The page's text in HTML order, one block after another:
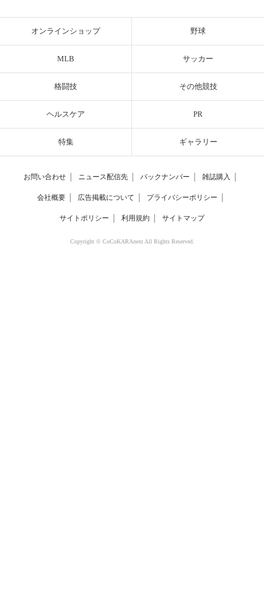
オンラインショップ 野球
MLB サッカー
格闘技 その他競技
ヘルスケア PR
特集 ギャラリー
お問い合わせ ニュース配信先 バックナンバー 雑誌購入
会社概要 広告掲載について プライバシーポリシー
サイトポリシー 利用規約 サイトマップ
Copyright © CoCoKARAnext All Rights Reserved.